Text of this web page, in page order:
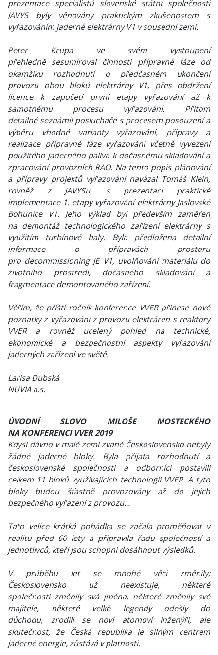
prezentace specialistů slovenské státní společnosti
JAVYS byly věnovány praktickým zkušenostem s
vyřazováním jaderné elektrárny V1 v sousední zemi.
Peter Krupa ve svém vystoupení
přehledně sesumíroval činnosti přípravné fáze od
okamžiku rozhodnutí o předčasném ukončení
provozu obou bloků elektrárny V1, přes obdržení
licence k započetí první etapy vyřazování až k
samotnému procesu vyřazování. Přitom
detailně seznámil posluchače s procesem posouzení a
výběru vhodné varianty vyřazování, přípravy a
realizace přípravné fáze vyřazování včetně vyvezení
použitého jaderného paliva k dočasnému skladování a
zpracování provozních RAO. Na tento popis plánování
a přípravy projektů vyřazování navázal Tomáš Klein,
rovněž z JAVYSu, s prezentací praktické
implementace 1. etapy vyřazování elektrárny Jaslovské
Bohunice V1. Jeho výklad byl především zaměřen
na demontáž technologického zařízení elektrárny s
využitím turbínové haly. Byla předložena detailní
informace o přípravách prostoru
pro decommissioning JE V1, uvolňování materiálu do
životního prostředí, dočasného skladování a
fragmentace demontovaného zařízení.
Věřím, že příští ročník konference VVER přinese nové
poznatky z vyřazování z provozu elektráren s reaktory
VVER a rovněž ucelený pohled na technické,
ekonomické a bezpečnostní aspekty vyřazování
jaderných zařízení ve světě.
Larisa Dubská
NUVIA a.s.
ÚVODNÍ SLOVO MILOŠE MOSTECKÉHO
NA KONFERENCI VVER 2019
Kdysi dávno v malé zemi zvané Československo nebyly
žádné jaderné bloky. Byla přijata rozhodnutí a
československé společnosti a odborníci postavili
celkem 11 bloků využívajících technologii VVER. A tyto
bloky budou šťastně provozovány až do jejich
bezpečného vyřazení z provozu…
Tato velice krátká pohádka se začala proměňovat v
realitu před 60 lety a připravila řadu společností a
jednotlivců, kteří jsou schopni dosáhnout výsledků.
V průběhu let se mnohé věci změnily;
Československo už neexistuje, některé
společnosti změnily svá jména, některé změnily své
majitele, některé velké legendy odešly do
důchodu, zrodili se noví atomoví inženýři, ale
skutečnost, že Česká republika je silným centrem
jaderné energie, zůstává v platnosti.